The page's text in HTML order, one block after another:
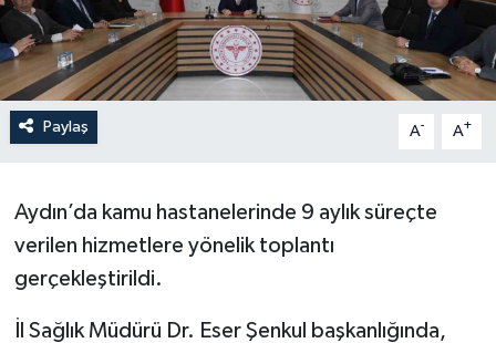
Paylaş A- A+
Aydın’da kamu hastanelerinde 9 aylık süreçte
verilen hizmetlere yönelik toplantı
gerçekleştirildi.
İl Sağlık Müdürü Dr. Eser Şenkul başkanlığında,